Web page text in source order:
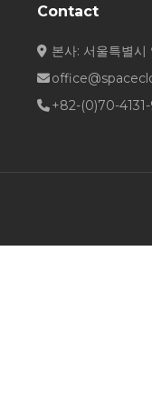
Contact
본사: 서울특별
+82-(0)70-